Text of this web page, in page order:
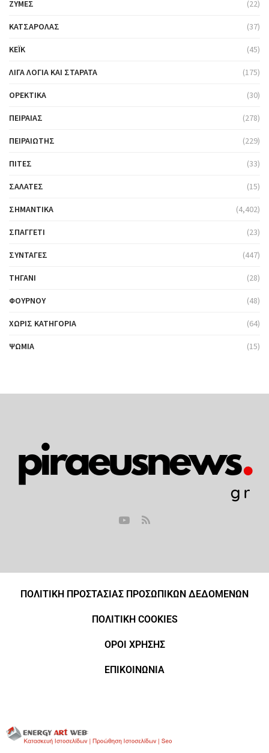
ΖΎΜΕΣ (22)
ΚΑΤΣΑΡΌΛΑΣ (37)
ΚΈΙΚ (45)
ΛΊΓΑ ΛΌΓΙΑ ΚΑΙ ΣΤΑΡΆΤΑ (175)
ΟΡΕΚΤΙΚΆ (30)
ΠΕΙΡΑΙΆΣ (278)
ΠΕΙΡΑΙΏΤΗΣ (229)
ΠΊΤΕΣ (33)
ΣΑΛΆΤΕΣ (15)
ΣΗΜΑΝΤΙΚΆ (4,402)
ΣΠΑΓΓΈΤΙ (23)
ΣΥΝΤΑΓΈΣ (447)
ΤΗΓΆΝΙ (28)
ΦΟΎΡΝΟΥ (48)
ΧΩΡΊΣ ΚΑΤΗΓΟΡΊΑ (64)
ΨΩΜΙΆ (15)
ΠΟΛΙΤΙΚΗ ΠΡΟΣΤΑΣΙΑΣ ΠΡΟΣΩΠΙΚΩΝ ΔΕΔΟΜΕΝΩΝ
ΠΟΛΙΤΙΚΗ COOKIES
ΟΡΟΙ ΧΡΗΣΗΣ
ΕΠΙΚΟΙΝΩΝΙΑ